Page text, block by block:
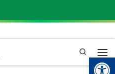
Pesquisa